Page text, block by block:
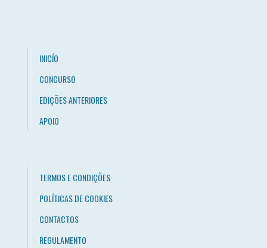
INICÍO
CONCURSO
EDIÇÕES ANTERIORES
APOIO
TERMOS E CONDIÇÕES
POLÍTICAS DE COOKIES
CONTACTOS
REGULAMENTO